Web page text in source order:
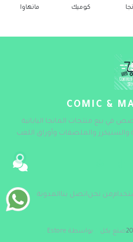
كوميك مانهاوا
COMIC &
بيع منتجات المانجا اليابانية
والستيكرز والملصقات وأوراق اللعب
من نحناتصل بناالمدونة
صنع بكل بواسطة Estore